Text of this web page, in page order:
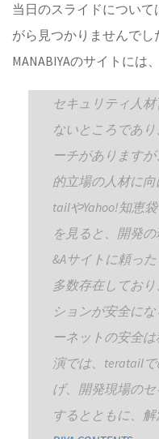
当日のスライドについ
がら見つかりませんでし
MANABIYAのサイトには、
セキュリティ人
ないところであ
ーチがあります
的立場の人材に
tailやYahoo!知恵
を見ると、開発
&Aサイトに頼っ
多数存在してお
ションが安全に
ーネットの安全
演では、teratail
げ、開発現場の
するとともに、解